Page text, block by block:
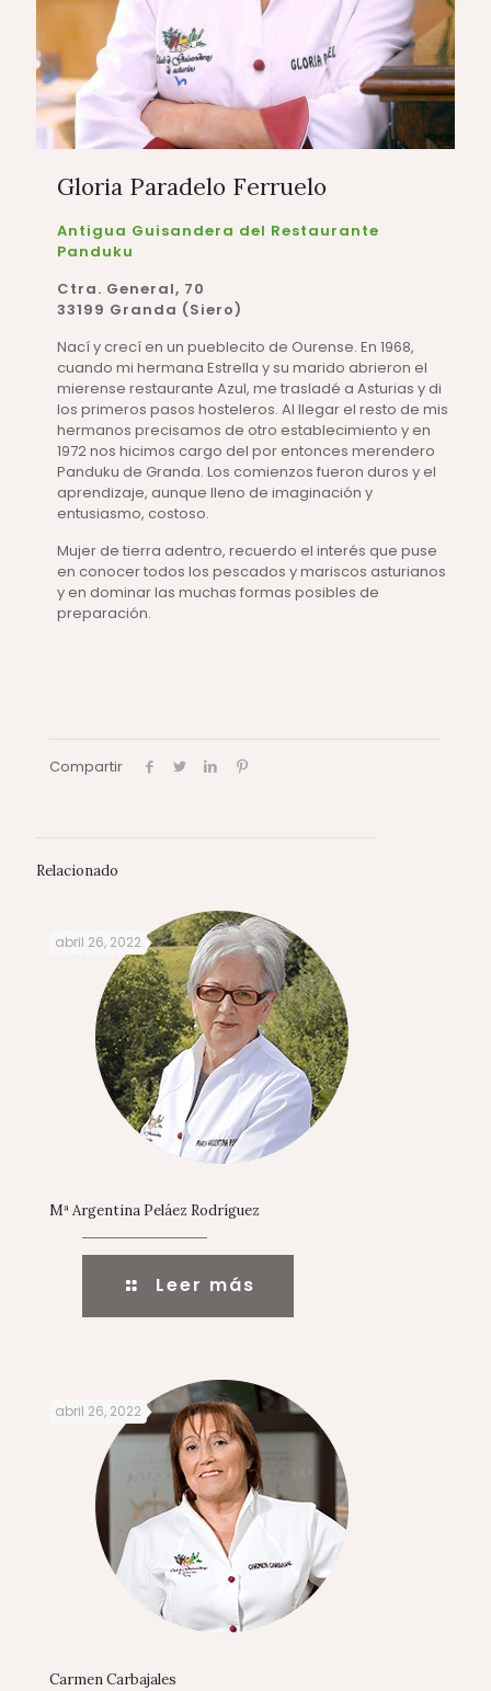
Gloria Paradelo Ferruelo
Antigua Guisandera del Restaurante
Panduku
Ctra. General, 70
33199 Granda (Siero)
Nací y crecí en un pueblecito de Ourense. En 1968,
cuando mi hermana Estrella y su marido abrieron el
mierense restaurante Azul, me trasladé a Asturias y di
los primeros pasos hosteleros. Al llegar el resto de mis
hermanos precisamos de otro establecimiento y en
1972 nos hicimos cargo del por entonces merendero
Panduku de Granda. Los comienzos fueron duros y el
aprendizaje, aunque lleno de imaginación y
entusiasmo, costoso.
Mujer de tierra adentro, recuerdo el interés que puse
en conocer todos los pescados y mariscos asturianos
y en dominar las muchas formas posibles de
preparación.
Compartir
Relacionado
abril 26, 2022
Mª Argentina Peláez Rodríguez
Leer más
abril 26, 2022
Carmen Carbajales